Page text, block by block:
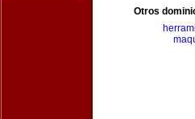
Otros